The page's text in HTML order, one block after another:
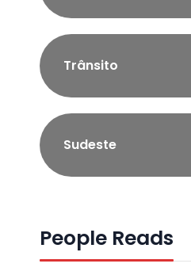
Trânsito
Sudeste
People Reads